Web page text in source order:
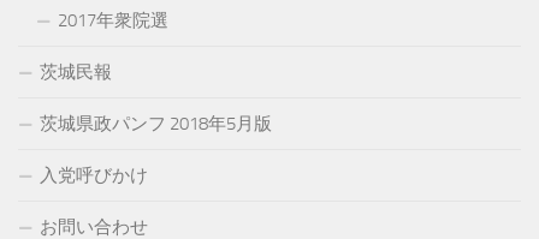
2017年衆院選
茨城民報
茨城県政パンフ 2018年5月版
入党呼びかけ
お問い合わせ